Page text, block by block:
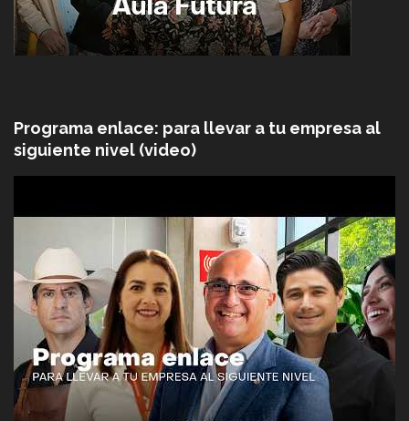
Programa enlace: para llevar a tu empresa al
siguiente nivel (video)